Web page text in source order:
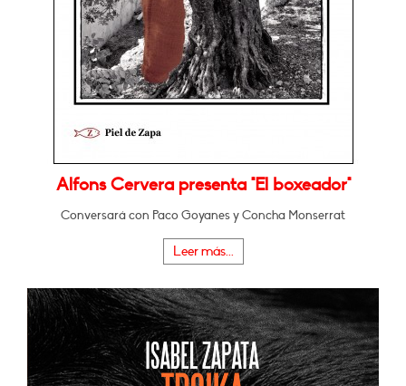
Alfons Cervera presenta "El boxeador"
Conversará con Paco Goyanes y Concha Monserrat
Leer más...